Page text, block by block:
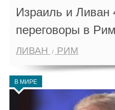
Израиль и Ливан
переговоры в
ЛИВАН РИМ
В МИРЕ